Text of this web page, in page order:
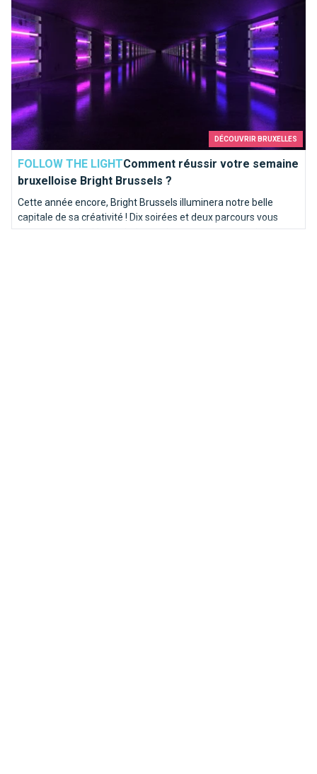
DÉCOUVRIR BRUXELLES
FOLLOW THE LIGHTComment réussir votre semaine
bruxelloise Bright Brussels ?
Cette année encore, Bright Brussels illuminera notre belle
capitale de sa créativité ! Dix soirées et deux parcours vous
permettront de découvrir de nombreuses oeuvres artistiques